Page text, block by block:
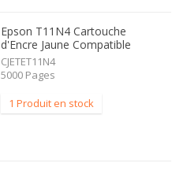
Epson T11N4 Cartouche
d'Encre Jaune Compatible
CJETET11N4
5000 Pages
1 Produit en stock